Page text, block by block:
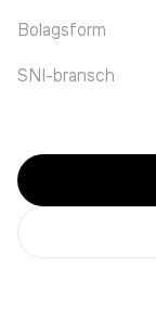
Bolagsform
SNI-bransch